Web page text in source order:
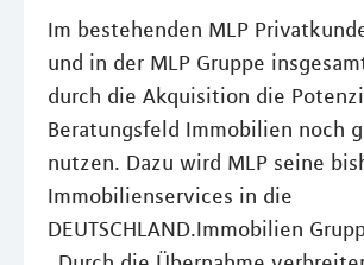
Im bestehenden MLP
und in der MLP Gruppe
durch die Akquisition die
Beratungsfeld Immobilien noch
nutzen. Dazu wird MLP seine
Immobilienservices in die
DEUTSCHLAND.Immobilien